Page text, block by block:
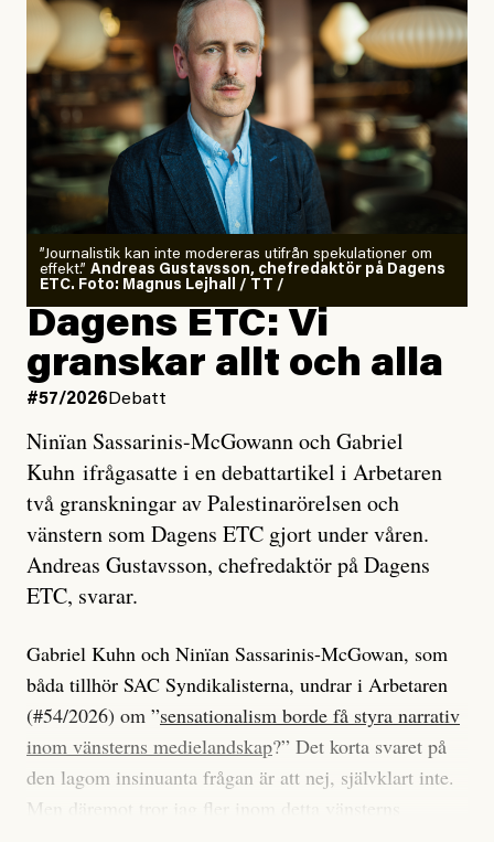
”Journalistik kan inte modereras utifrån spekulationer om
effekt.” Andreas Gustavsson, chefredaktör på Dagens
ETC. Foto: Magnus Lejhall / TT /
Dagens ETC: Vi
granskar allt och alla
#57/2026 Debatt
Ninïan Sassarinis-McGowann och Gabriel
Kuhn ifrågasatte i en debattartikel i Arbetaren
två granskningar av Palestinarörelsen och
vänstern som Dagens ETC gjort under våren.
Andreas Gustavsson, chefredaktör på Dagens
ETC, svarar.
Gabriel Kuhn och Ninïan Sassarinis-McGowan, som
båda tillhör SAC Syndikalisterna, undrar i Arbetaren
(#54/2026) om ”sensationalism borde få styra narrativ
inom vänsterns medielandskap?” Det korta svaret på
den lagom insinuanta frågan är att nej, självklart inte.
Men däremot tror jag fler inom detta vänsterns